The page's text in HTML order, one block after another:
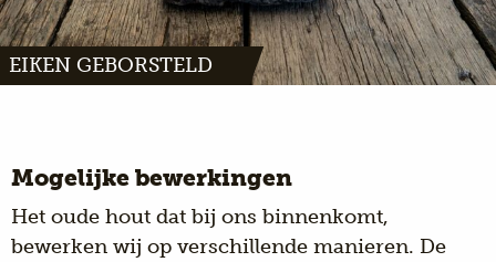
EIKEN GEBORSTELD
Mogelijke bewerkingen
Het oude hout dat bij ons binnenkomt,
bewerken wij op verschillende manieren. De